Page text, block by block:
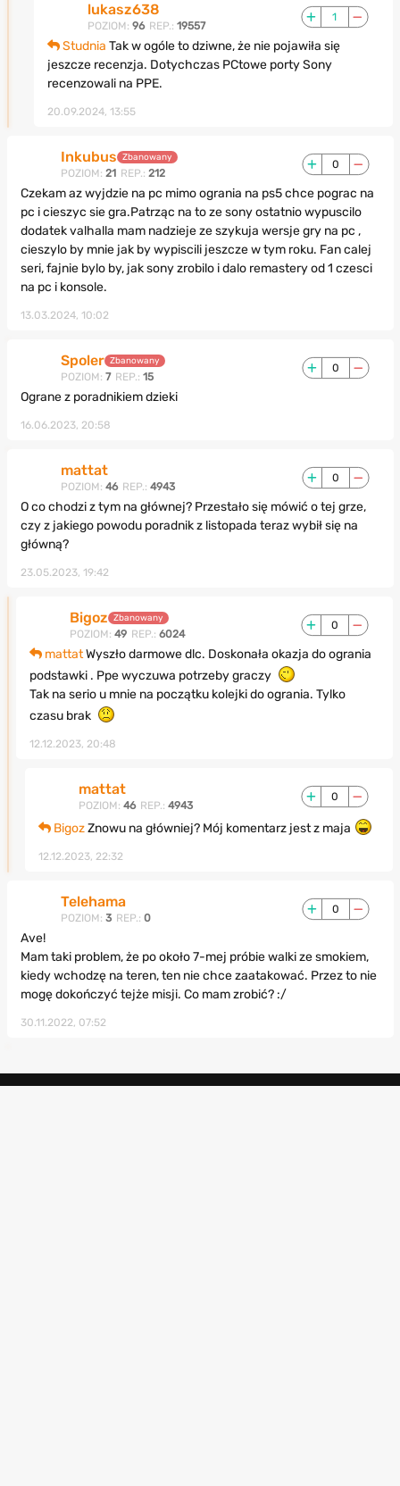
lukasz638
POZIOM: 96 REP.: 19557
1
Studnia Tak w ogóle to dziwne, że nie pojawiła się
jeszcze recenzja. Dotychczas PCtowe porty Sony
recenzowali na PPE.
20.09.2024, 13:55
Inkubus Zbanowany
POZIOM: 21 REP.: 212
0
Czekam az wyjdzie na pc mimo ogrania na ps5 chce pograc na
pc i cieszyc sie gra.Patrząc na to ze sony ostatnio wypuscilo
dodatek valhalla mam nadzieje ze szykuja wersje gry na pc ,
cieszylo by mnie jak by wypiscili jeszcze w tym roku. Fan calej
seri, fajnie bylo by, jak sony zrobilo i dalo remastery od 1 czesci
na pc i konsole.
13.03.2024, 10:02
Spoler Zbanowany
POZIOM: 7 REP.: 15
0
Ograne z poradnikiem dzieki
16.06.2023, 20:58
mattat
POZIOM: 46 REP.: 4943
0
O co chodzi z tym na głównej? Przestało się mówić o tej grze,
czy z jakiego powodu poradnik z listopada teraz wybił się na
główną?
23.05.2023, 19:42
Bigoz Zbanowany
POZIOM: 49 REP.: 6024
0
mattatWyszło darmowe dlc. Doskonała okazja do ogrania
podstawki . Ppe wyczuwa potrzeby graczy
Tak na serio u mnie na początku kolejki do ogrania. Tylko
czasu brak
12.12.2023, 20:48
mattat
POZIOM: 46 REP.: 4943
0
BigozZnowu na główniej? Mój komentarz jest z maja
12.12.2023, 22:32
Telehama
POZIOM: 3 REP.: 0
0
Ave!
Mam taki problem, że po około 7-mej próbie walki ze smokiem,
kiedy wchodzę na teren, ten nie chce zaatakować. Przez to nie
mogę dokończyć tejże misji. Co mam zrobić? :/
30.11.2022, 07:52